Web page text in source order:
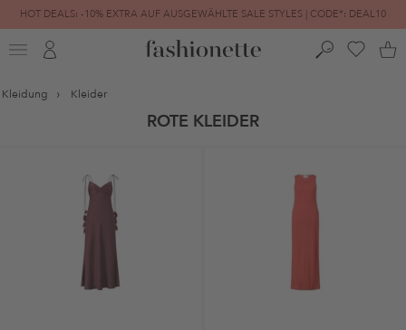
HOT DEALS: -10% EXTRA AUF AUSGEWÄHLTE SALE STYLES | CODE*: DEAL10
FINAL SALE | BIS ZU -80% REDUZIERT
Kleidung Kleider
ROTE KLEIDER